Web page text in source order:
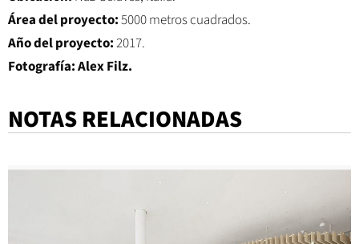
Área del proyecto:5000 metros cuadrados.
Año del proyecto:2017.
Fotografía:Alex Filz.
NOTAS RELACIONADAS